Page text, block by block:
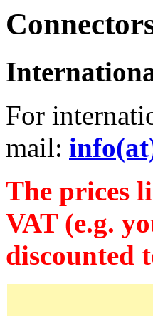
For
mail:
The prices
VAT (e.g.
discounted